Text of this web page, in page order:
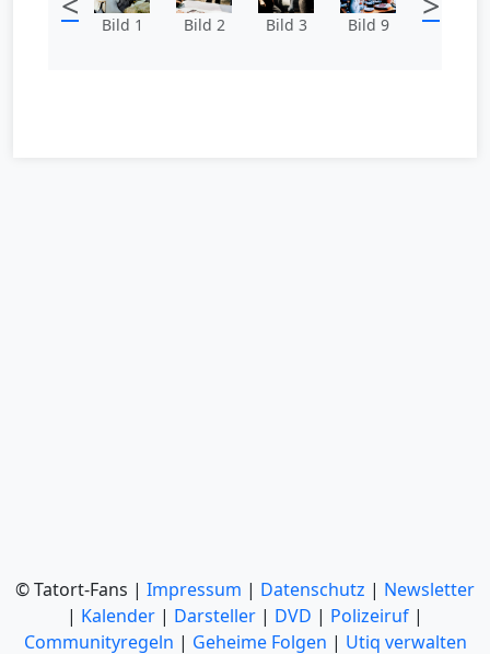
Bild 1 Bild 2 Bild 3 Bild 9
© Tatort-Fans | Impressum | Datenschutz | Newsletter
| Kalender | Darsteller | DVD | Polizeiruf |
Communityregeln | Geheime Folgen | Utiq verwalten